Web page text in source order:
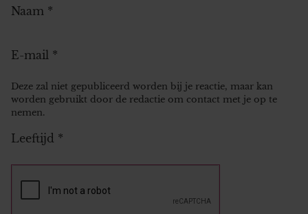
Naam *
E-mail *
Deze zal niet gepubliceerd worden bij je reactie, maar kan
worden gebruikt door de redactie om contact met je op te
nemen.
Leeftijd *